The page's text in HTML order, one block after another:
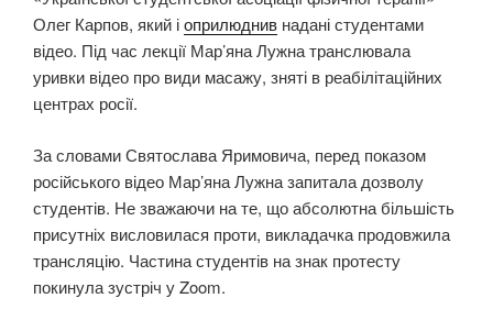
Олег Карпов, який іоприлюднив надані студентами
відео. Під час лекції Мар’яна Лужна транслювала
уривки відео про види масажу, зняті в реабілітаційних
центрах росії.
За словами Святослава Яримовича, перед показом
російського відео Мар’яна Лужна запитала дозволу
студентів. Не зважаючи на те, що абсолютна більшість
присутніх висловилася проти, викладачка продовжила
трансляцію. Частина студентів на знак протесту
покинула зустріч у Zoom.